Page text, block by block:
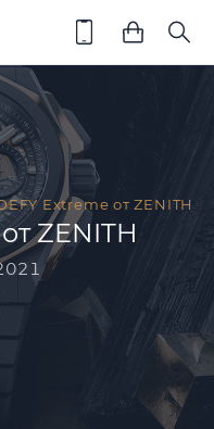
Extreme от ZENITH
ZENITH